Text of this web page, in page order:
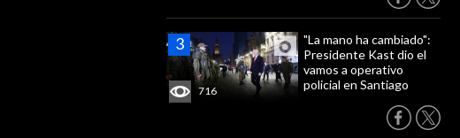
716
"La mano ha cambiado":
Presidente Kast dio el
vamos a operativo
policial en Santiago